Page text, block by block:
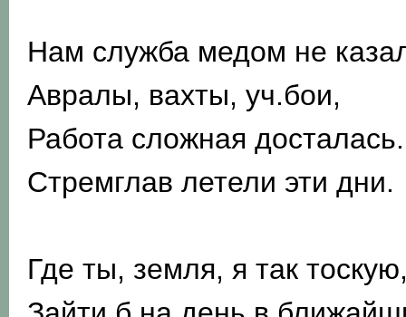
Нам служба медом не
Авралы, вахты, уч.бои,
Работа сложная досталась.
Стремглав летели эти дни.
Где ты, земля, я так